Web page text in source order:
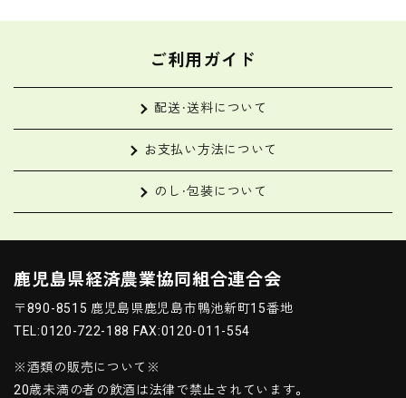
ご利用ガイド
配送・送料について
お支払い方法について
のし・包装について
鹿児島県経済農業協同組合連合会
〒890-8515 鹿児島県鹿児島市鴨池新町15番地
TEL:0120-722-188 FAX:0120-011-554
※酒類の販売について※
20歳未満の者の飲酒は法律で禁止されています。